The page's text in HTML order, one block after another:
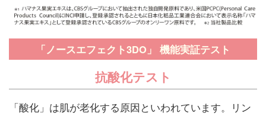
「ノースエフェクト3DO」 機能実証テスト
抗酸化テスト
「酸化」は肌が老化する原因といわれています。リン